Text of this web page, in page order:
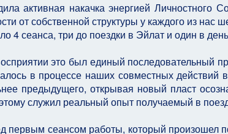
активная накачка энергией
от собственной структуры у каждого из
4 сеанса, три до поездки в Эйлат и один в
это был единый последовательный
в процессе наших совместных
предыдущего, открывая новый пласт
служил реальный опыт получаемый в
первым сеансом работы, который произошел